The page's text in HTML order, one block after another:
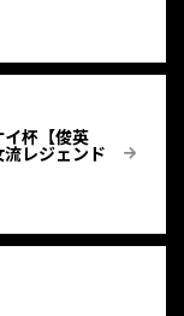
杯【俊英
レジェンド